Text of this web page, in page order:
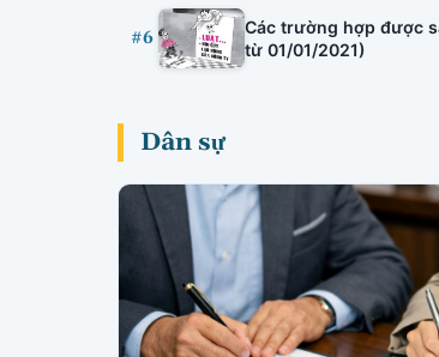
#6
Các trường hợp được
từ 01/01/2021)
Dân sự